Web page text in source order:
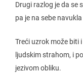
Drugi razlog je da se
pa je na sebe
Treći uzrok može biti
ljudskim strahom, i
jezivom obliku.